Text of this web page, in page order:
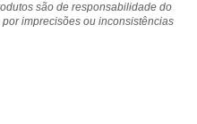
são de responsabilidade do
imprecisões ou inconsistências